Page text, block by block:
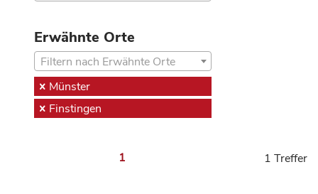
Erwähnte Orte
Filtern nach Erwähnte Orte
Münster
Finstingen
1 1 Treffer